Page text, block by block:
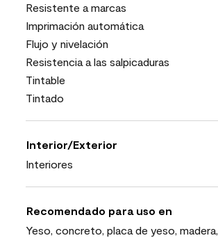
Resistente a marcas
Imprimación automática
Flujo y nivelación
Resistencia a las salpicaduras
Tintable
Tintado
Interior/Exterior
Interiores
Recomendado para uso en
Yeso, concreto, placa de yeso, madera,